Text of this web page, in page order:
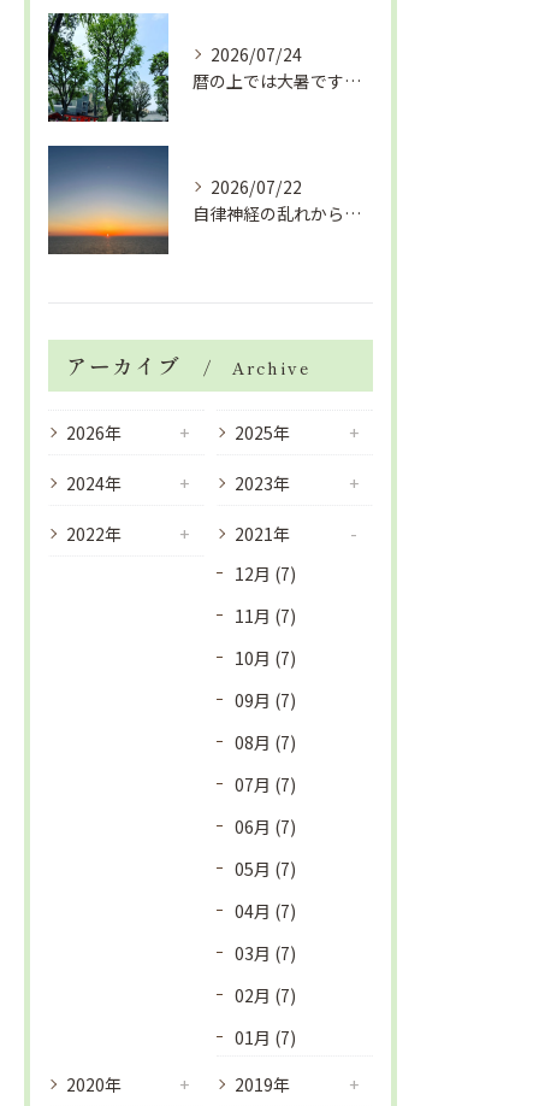
2026/07/24
暦の上では大暑です！腰痛や肩こりから来る頭痛
2026/07/22
自律神経の乱れから生活習慣病、血液循環の滞り
アーカイブ Archive
2026年 2025年
2024年 2023年
2022年
2021年
12月 (7)
11月 (7)
10月 (7)
09月 (7)
08月 (7)
07月 (7)
06月 (7)
05月 (7)
04月 (7)
03月 (7)
02月 (7)
01月 (7)
2020年
2019年